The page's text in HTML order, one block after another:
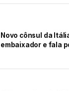
Novo cônsul da
embaixador e fala